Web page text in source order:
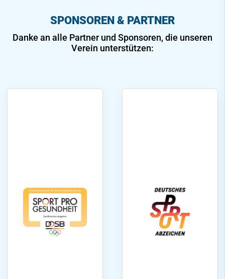
SPONSOREN & PARTNER
Danke an alle Partner und Sponsoren, die unseren
Verein unterstützen: